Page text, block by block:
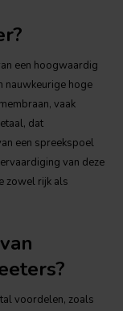
een hoogwaardig
nauwkeurige hoge
vaak
dat
een spreekspoel
van deze
zowel rijk als
voordelen, zoals